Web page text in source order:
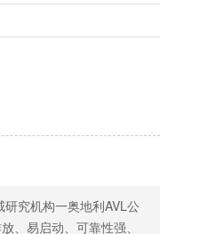
究机构一奥地利AVL公
、易启动、可靠性强、